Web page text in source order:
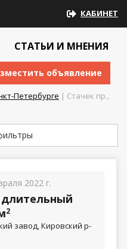
КАБИНЕТ
СТАТЬИ И МНЕНИЯ
объявление
Петербурге | Стачек пр.,
2022 г.
длительный
2
завод, Кировский р-